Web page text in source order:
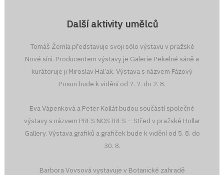
Další aktivity umělců
Tomáš Žemla představuje svoji sólo výstavu v pražské
Nové síni. Producentem výstavy je Galerie Pekelné sáně a
kurátoruje ji Miroslav Hal’ak. Výstava s názvem Fázový
Posun bude k vidění od 7. 7. do 2. 8.
Eva Vápenková a Peter Kollát budou součástí společné
výstavy s názvem PRES NOSTRES – Střed v pražské Hollar
Gallery. Výstava grafiků a grafiček bude k vidění od 5. 8. do
30. 8.
Barbora Vovsová vystavuje v Botanické zahradě